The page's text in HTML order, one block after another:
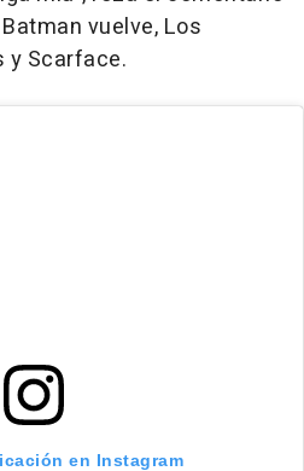
vuelve, Los
y Scarface.
en Instagram